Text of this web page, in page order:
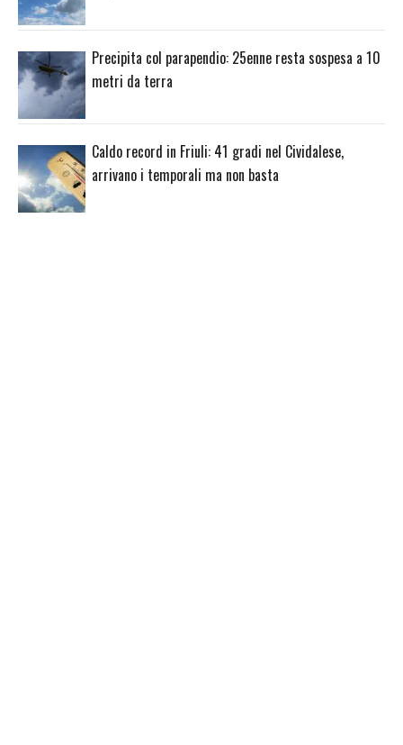
Precipita col parapendio: 25enne resta sospesa a 10
metri da terra
Caldo record in Friuli: 41 gradi nel Cividalese,
arrivano i temporali ma non basta